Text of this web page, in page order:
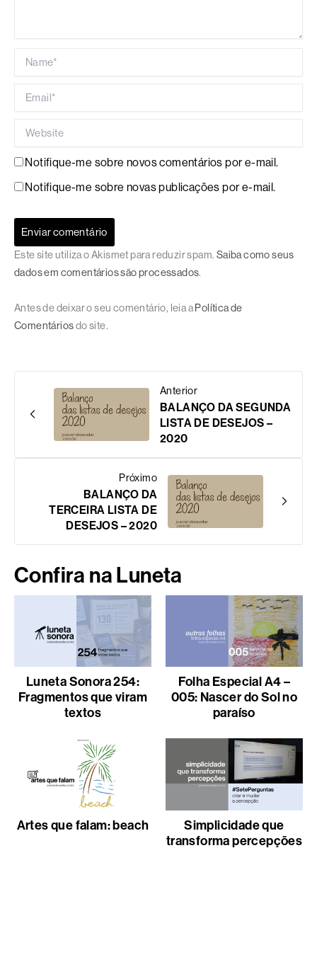
Notifique-me sobre novos comentários por e-mail.
Notifique-me sobre novas publicações por e-mail.
Este site utiliza o Akismet para reduzir spam. Saiba como seus
dados em comentários são processados.
Antes de deixar o seu comentário, leia a Política de
Comentáriosdo site.
Anterior
BALANÇO DA SEGUNDA
LISTA DE DESEJOS –
2020
Próximo
BALANÇO DA
TERCEIRA LISTA DE
DESEJOS – 2020
Confira na Luneta
Luneta Sonora 254:
Fragmentos que viram
textos
Folha Especial A4 –
005: Nascer do Sol no
paraíso
Artes que falam: beach
Simplicidade que
transforma percepções